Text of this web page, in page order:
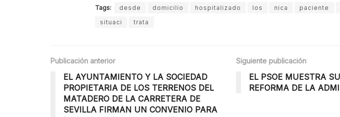
Tags: desde domicilio hospitalizado los nica paciente
situaci
trata
Publicación anterior
EL AYUNTAMIENTO Y LA SOCIEDAD
PROPIETARIA DE LOS TERRENOS DEL
MATADERO DE LA CARRETERA DE
SEVILLA FIRMAN UN CONVENIO PARA
Siguiente publicación
EL PSOE MUESTRA
REFORMA DE LA